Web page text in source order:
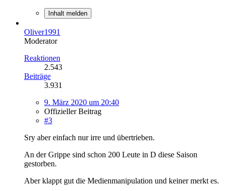
Inhalt melden
Oliver1991
Moderator
Reaktionen
2.543
Beiträge
3.931
9. März 2020 um 20:40
Offizieller Beitrag
#3
Sry aber einfach nur irre und übertrieben.
An der Grippe sind schon 200 Leute in D diese Saison
gestorben.
Aber klappt gut die Medienmanipulation und keiner merkt es.